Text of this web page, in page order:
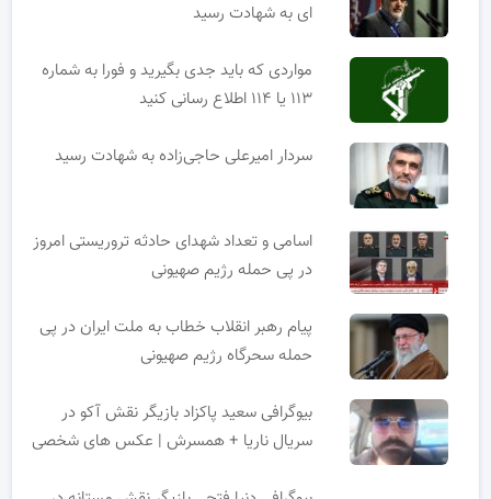
ای به شهادت رسید
مواردی که باید جدی بگیرید و فورا به شماره
۱۱۳ یا ۱۱۴ اطلاع رسانی کنید
سردار امیرعلی حاجی‌زاده به شهادت رسید
اسامی و تعداد شهدای حادثه تروریستی امروز
در پی حمله رژیم صهیونی
پیام رهبر انقلاب خطاب به ملت ایران در پی
حمله سحرگاه رژیم صهیونی
بیوگرافی سعید پاکزاد بازیگر نقش آکو در
سریال ناریا + همسرش | عکس های شخصی